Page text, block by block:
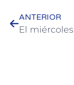
ANTERIOR